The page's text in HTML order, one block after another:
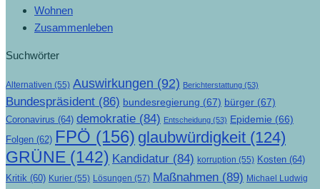
Wohnen
Zusammenleben
Suchwörter
Alternativen (55) Auswirkungen (92) Berichterstattung (53)
Bundespräsident (86) bundesregierung (67) bürger (67)
Coronavirus (64) demokratie (84) Entscheidung (53) Epidemie (66)
Folgen (62) FPÖ (156) glaubwürdigkeit (124)
GRÜNE (142) Kandidatur (84) korruption (55) Kosten (64)
Kritik (60) Kurier (55) Lösungen (57) Maßnahmen (89) Michael Ludwig